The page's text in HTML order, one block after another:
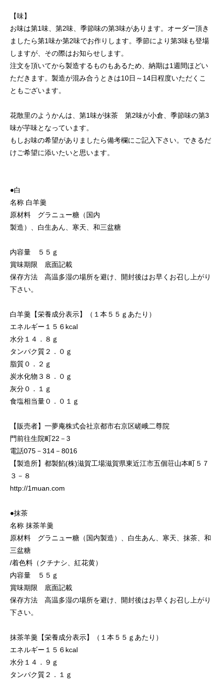
【味】
お味は第1味、第2味、季節味の第3味があります。オーダー頂き
ましたら第1味か第2味でお作りします。季節により第3味も登場
しますが、その際はお知らせします。
注文を頂いてから製造するものもあるため、納期は1週間ほどい
ただきます。製造が混み合うときは10日～14日程度いただくこ
ともございます。
花散里のようかんは、第1味が抹茶 第2味が小倉、季節味の第3
味が芋味となっています。
もしお味の希望がありましたら備考欄にご記入下さい。できるだ
けご希望に添いたいと思います。
●白
名称 白羊羹
原材料 グラニュー糖（国内
製造）、白生あん、寒天、和三盆糖
内容量 ５５ｇ
賞味期限 底面記載
保存方法 高温多湿の場所を避け、開封後はお早くお召し上がり
下さい。
白羊羹【栄養成分表示】（１本５５ｇあたり）
エネルギー１５６kcal
水分１４．８ｇ
タンパク質２．０ｇ
脂質０．２ｇ
炭水化物３８．０ｇ
灰分０．１ｇ
食塩相当量０．０１ｇ
【販売者】一夢庵株式会社京都市右京区嵯峨二尊院
門前往生院町22－3
電話075－314－8016
【製造所】都製餡(株)滋賀工場滋賀県東近江市五個荘山本町５７
３－８
http://1muan.com
●抹茶
名称 抹茶羊羹
原材料 グラニュー糖（国内製造）、白生あん、寒天、抹茶、和
三盆糖
/着色料（クチナシ、紅花黄）
内容量 ５５ｇ
賞味期限 底面記載
保存方法 高温多湿の場所を避け、開封後はお早くお召し上がり
下さい。
抹茶羊羹【栄養成分表示】（１本５５ｇあたり）
エネルギー１５６kcal
水分１４．９ｇ
タンパク質２．１ｇ